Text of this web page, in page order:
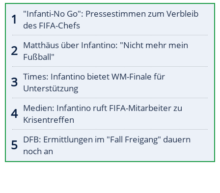
"Infanti-No Go": Pressestimmen zum Verbleib
des FIFA-Chefs
Matthäus über Infantino: "Nicht mehr mein
Fußball"
Times: Infantino bietet WM-Finale für
Unterstützung
Medien: Infantino ruft FIFA-Mitarbeiter zu
Krisentreffen
DFB: Ermittlungen im "Fall Freigang" dauern
noch an